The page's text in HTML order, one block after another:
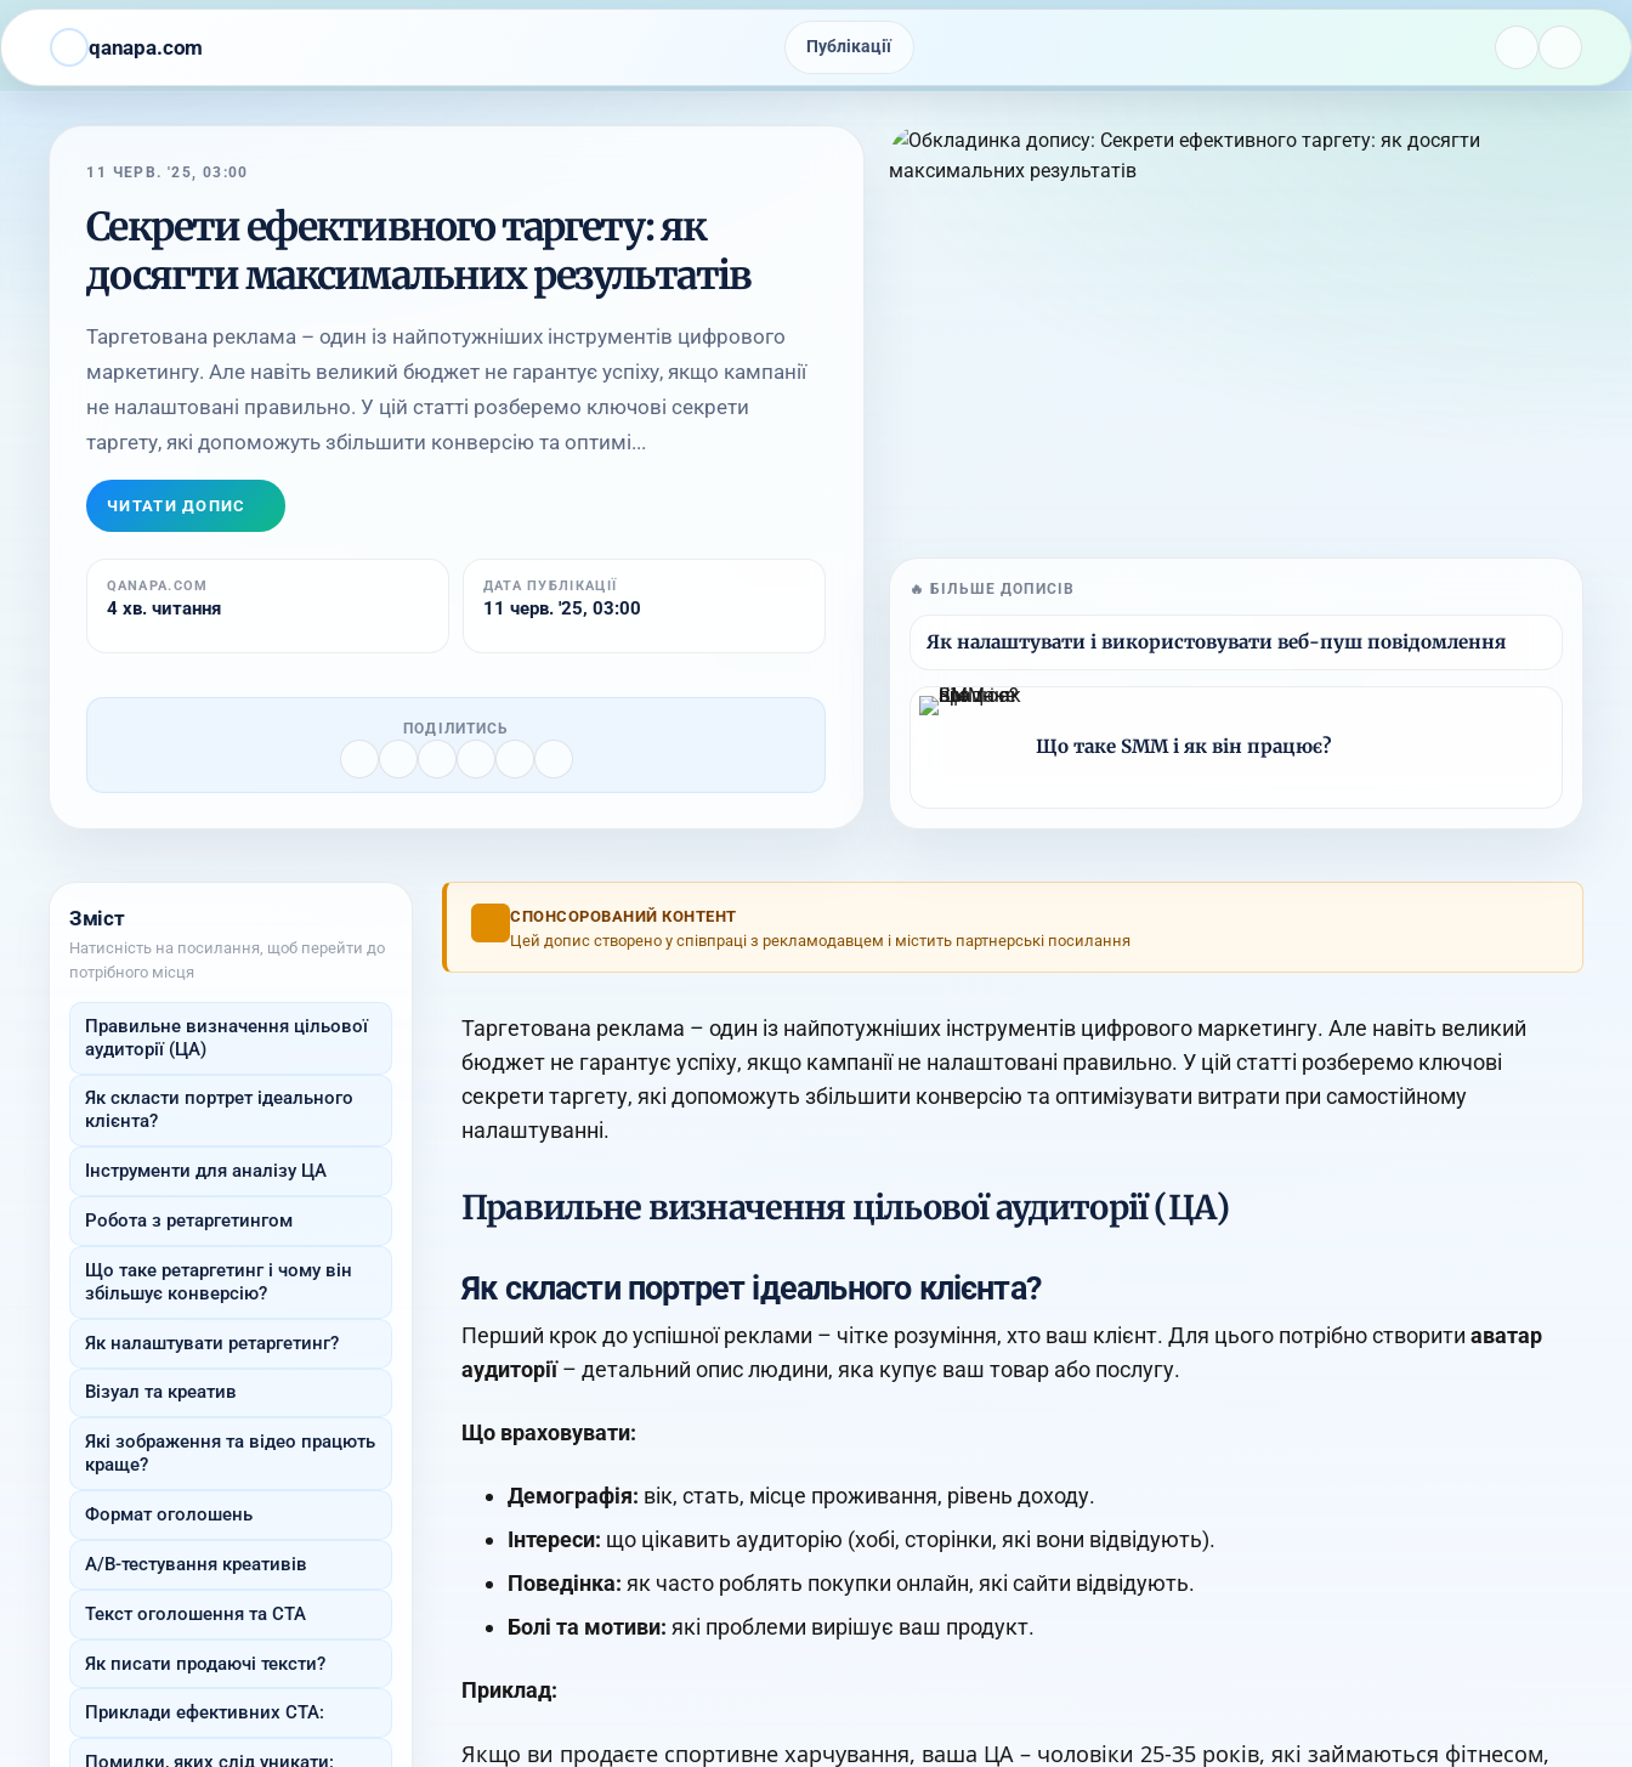
qanapa.com Публікації
11 ЧЕРВ. '25, 03:00
Секрети ефективного таргету: як
досягти максимальних результатів
Таргетована реклама – один із найпотужніших інструментів цифрового
маркетингу. Але навіть великий бюджет не гарантує успіху, якщо кампанії
не налаштовані правильно. У цій статті розберемо ключові секрети
таргету, які допоможуть збільшити конверсію та оптимі...
ЧИТАТИ ДОПИС
QANAPA.COM
4 хв. читання
ДАТА ПУБЛІКАЦІЇ
11 черв. '25, 03:00
ПОДІЛИТИСЬ
🔥 БІЛЬШЕ ДОПИСІВ
Як налаштувати і використовувати веб-пуш повідомлення
Що таке SММ і як він працює?
Зміст
Натисність на посилання, щоб перейти до
потрібного місця
Правильне визначення цільової
аудиторії (ЦА)
Як скласти портрет ідеального
клієнта?
Інструменти для аналізу ЦА
Робота з ретаргетингом
Що таке ретаргетинг і чому він
збільшує конверсію?
Як налаштувати ретаргетинг?
Візуал та креатив
Які зображення та відео працють
краще?
Формат оголошень
A/B-тестування креативів
Текст оголошення та CTA
Як писати продаючі тексти?
Приклади ефективних CTA:
Помилки, яких слід уникати:
СПОНСОРОВАНИЙ КОНТЕНТ
Цей допис створено у співпраці з рекламодавцем і містить партнерські посилання
Таргетована реклама – один із найпотужніших інструментів цифрового маркетингу. Але навіть великий
бюджет не гарантує успіху, якщо кампанії не налаштовані правильно. У цій статті розберемо ключові
секрети таргету, які допоможуть збільшити конверсію та оптимізувати витрати при самостійному
налаштуванні.
Правильне визначення цільової аудиторії (ЦА)
Як скласти портрет ідеального клієнта?
Перший крок до успішної реклами – чітке розуміння, хто ваш клієнт. Для цього потрібно створити аватар
аудиторії– детальний опис людини, яка купує ваш товар або послугу.
Що враховувати:
Демографія: вік, стать, місце проживання, рівень доходу.
Інтереси: що цікавить аудиторію (хобі, сторінки, які вони відвідують).
Поведінка: як часто роблять покупки онлайн, які сайти відвідують.
Болі та мотиви: які проблеми вирішує ваш продукт.
Приклад:
Якщо ви продаєте спортивне харчування, ваша ЦА – чоловіки 25-35 років, які займаються фітнесом,